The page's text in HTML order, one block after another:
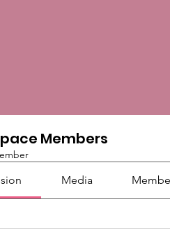
Members
Media